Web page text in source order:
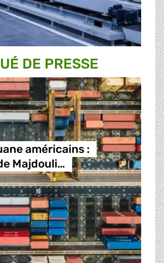
DE PRESSE
américains :
Majdouli…